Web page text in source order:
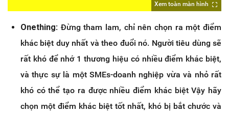
Xem toàn màn hình
Onething: Đừng tham lam, chỉ nên chọn ra một điểm
khác biệt duy nhất và theo đuổi nó. Người tiêu dùng sẽ
rất khó để nhớ 1 thương hiệu có nhiều điểm khác biệt,
và thực sự là một SMEs-doanh nghiệp vừa và nhỏ rất
khó có thể tạo ra được nhiều điểm khác biệt Vậy hãy
chọn một điểm khác biệt tốt nhất, khó bị bắt chước và